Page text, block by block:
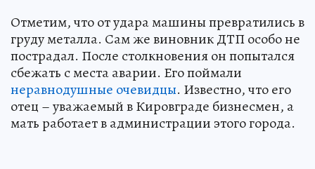
Отметим, что от удара машины превратились в
груду металла. Сам же виновник ДТП особо не
пострадал. После столкновения он попытался
сбежать с места аварии. Его поймали
неравнодушные очевидцы. Известно, что его
отец – уважаемый в Кировграде бизнесмен, а
мать работает в администрации этого города.